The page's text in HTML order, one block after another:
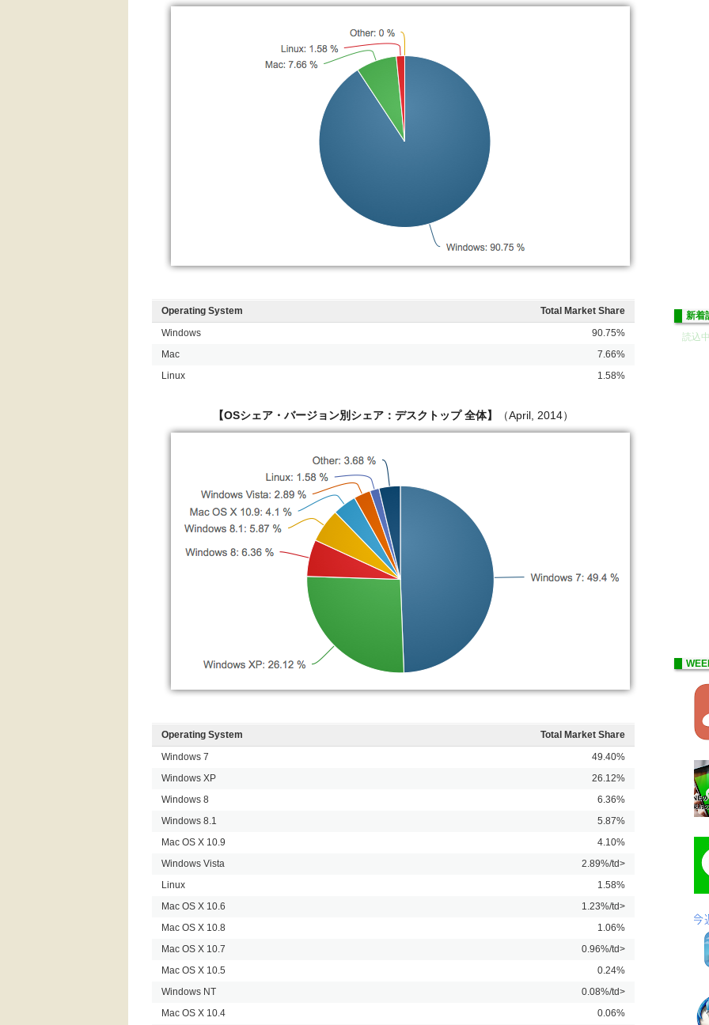
Operating System
Total Market Share
Windows
90.75%
Mac
7.66%
Linux
1.58%
【OSシェア・バージョン別シェア：デスクトップ 全体】 （April, 2014）
Operating System
Total Market Share
Windows 7
49.40%
Windows XP
26.12%
Windows 8
6.36%
Windows 8.1
5.87%
Mac OS X 10.9
4.10%
Windows Vista
2.89%/td>
Linux
1.58%
Mac OS X 10.6
1.23%/td>
Mac OS X 10.8
1.06%
Mac OS X 10.7
0.96%/td>
Mac OS X 10.5
0.24%
Windows NT
0.08%/td>
Mac OS X 10.4
0.06%
新着
読込中